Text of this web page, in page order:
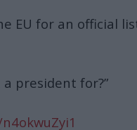
EU for an official
president for?”